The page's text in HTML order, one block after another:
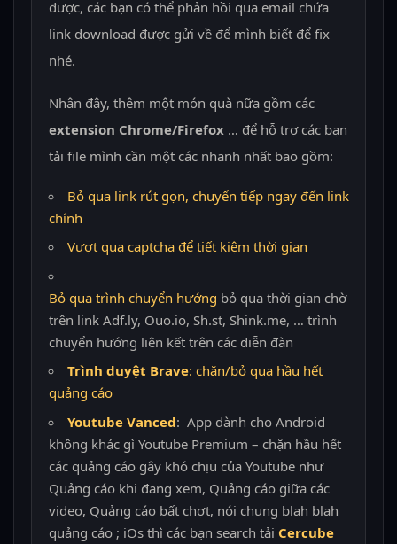
được, các bạn có thể phản hồi qua email chứa
link download được gửi về để mình biết để fix
nhé.
Nhân đây, thêm một món quà nữa gồm các
extension Chrome/Firefox… để hỗ trợ các bạn
tải file mình cần một các nhanh nhất bao gồm:
Bỏ qua link rút gọn, chuyển tiếp ngay đến link
chính
Vượt qua captcha để tiết kiệm thời gian
Bỏ qua trình chuyển hướng bỏ qua thời gian chờ
trên link Adf.ly, Ouo.io, Sh.st, Shink.me, … trình
chuyển hướng liên kết trên các diễn đàn
Trình duyệt Brave: chặn/bỏ qua hầu hết
quảng cáo
Youtube Vanced: App dành cho Android
không khác gì Youtube Premium – chặn hầu hết
các quảng cáo gây khó chịu của Youtube như
Quảng cáo khi đang xem, Quảng cáo giữa các
video, Quảng cáo bất chợt, nói chung blah blah
quảng cáo ; iOs thì các bạn search tải Cercube